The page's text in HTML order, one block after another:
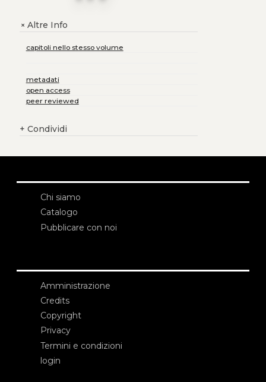
+Altre Info
capitoli nello stesso volume
metadati
open access
peer reviewed
+ Condividi
Chi siamo
Catalogo
Pubblicare con noi
Amministrazione
Credits
Copyright
Privacy
Termini e condizioni
login